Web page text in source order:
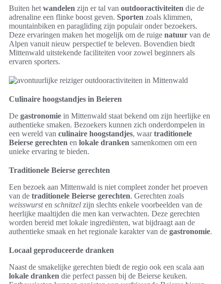
Buiten het wandelen zijn er tal van outdooractiviteiten die de
adrenaline een flinke boost geven. Sporten zoals klimmen,
mountainbiken en paragliding zijn populair onder bezoekers.
Deze ervaringen maken het mogelijk om de ruige natuur van de
Alpen vanuit nieuw perspectief te beleven. Bovendien biedt
Mittenwald uitstekende faciliteiten voor zowel beginners als
ervaren sporters.
Culinaire hoogstandjes in Beieren
De gastronomie in Mittenwald staat bekend om zijn heerlijke en
authentieke smaken. Bezoekers kunnen zich onderdompelen in
een wereld van culinaire hoogstandjes, waartraditionele
Beierse gerechten en lokale dranken samenkomen om een
unieke ervaring te bieden.
Traditionele Beierse gerechten
Een bezoek aan Mittenwald is niet compleet zonder het proeven
van de traditionele Beierse gerechten. Gerechten zoals
weisswursten schnitzel zijn slechts enkele voorbeelden van de
heerlijke maaltijden die men kan verwachten. Deze gerechten
worden bereid met lokale ingrediënten, wat bijdraagt aan de
authentieke smaak en het regionale karakter van de gastronomie.
Locaal geproduceerde dranken
Naast de smakelijke gerechten biedt de regio ook een scala aan
lokale dranken die perfect passen bij de Beierse keuken.